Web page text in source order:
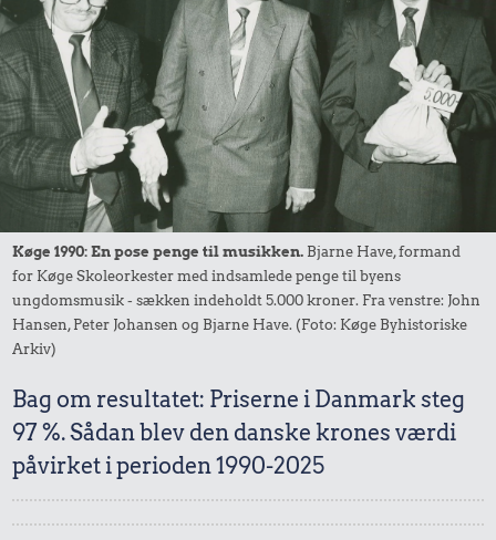
Køge 1990: En pose penge til musikken. Bjarne Have, formand
for Køge Skoleorkester med indsamlede penge til byens
ungdomsmusik - sækken indeholdt 5.000 kroner. Fra venstre: John
Hansen, Peter Johansen og Bjarne Have. (Foto: Køge Byhistoriske
Arkiv)
Bag om resultatet: Priserne i Danmark steg
97 %. Sådan blev den danske krones værdi
påvirket i perioden 1990-2025